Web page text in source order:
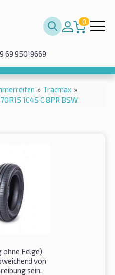
0
69 95019669
» Tracmax »
104S C 8PR BSW
ohne Felge)
von
sein.